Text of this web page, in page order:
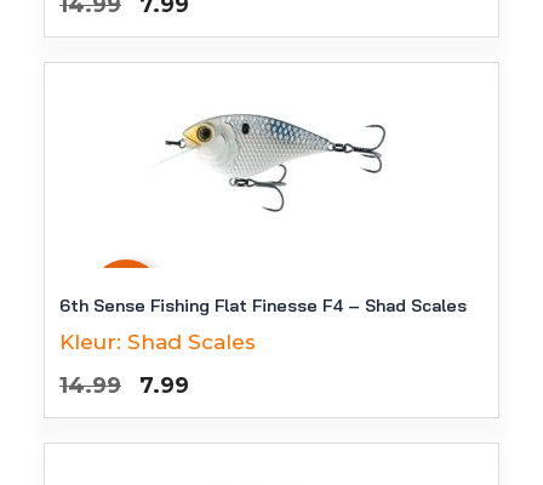
prijs
was:
prijs
is:
-
6th Sense Fishing Flat Finesse F4 – Shad Scales
Kleur: Shad Scales
14.99
Oorspronkelijke
prijs
was:
7.99
prijs
is: